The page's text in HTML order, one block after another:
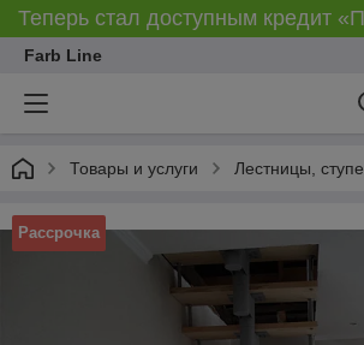
Теперь стал доступным кредит
Farb Line
Товары и услуги Лестницы,
Рассрочка